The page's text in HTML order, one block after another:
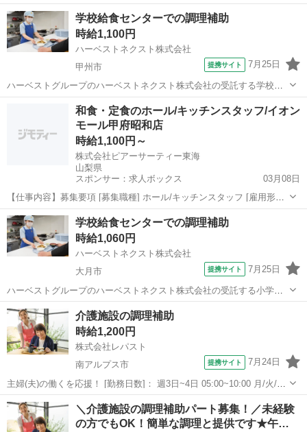
食の配膳・盛り付け・仕込み・洗浄などの調理補助業務をお願いしま
す。 生徒たちに毎回美味しく温かい食事を提供できるよう、工夫を凝
らした業務をお願いします。 子どもた...
山梨 笛吹市 その他
学校給食センターでの調理補助
時給1,100円
ハーベストネクスト株式会社
甲州市
提携サイト 7月25日
ハーベストグループのハーベストネクスト株式会社の受託する学校給
食の検収・下処理・調理・洗浄などの調理補助業務をお願いします。
生徒たちに毎回美味しく温かい食事を提供できるよう、工夫を凝らし
た業務をお願いします。 子どもたちが...
甲州市 その他
和食・定食のホール/キッチンスタッフ/イオン
モール甲府昭和店
時給1,100円～
株式会社ピアーサーティー東海
山梨県
スポンサー：求人ボックス
03月08日
【仕事内容】募集要項 [募集職種] ホール/キッチンスタッフ [雇用形態]
アルバイト・パート [仕事内容] イオンモール甲府昭和の和食店<一人
一釜五穀 イオンモール甲府昭和店>でアルバイト・パートスタッフを
募集! 注文ごとに炊き...
アルバイト・パート
学校給食センターでの調理補助
時給1,060円
ハーベストネクスト株式会社
大月市
提携サイト 7月25日
ハーベストグループのハーベストネクスト株式会社の受託する小学校
給食の配膳・盛り付け・仕込み・洗浄などの調理補助業務をお願いし
ます。 生徒たちに毎回美味しく温かい食事を提供できるよう、工夫を
凝らした業務をお願いします。 子ども...
山梨 大月市 その他
介護施設の調理補助
時給1,200円
株式会社レパスト
南アルプス市
提携サイト 7月24日
主婦(夫)の働くを応援！ [勤務日数]： 週3日~4日 05:00~10:00 月/火/水/
木/金/土/日 などから選べます [勤務地・最寄駅]： 山梨県南アルプス市
十日市場727-1 特別養護老人ホーム 豊寿荘 ...
山梨 南アルプス市 その他
＼介護施設の調理補助パート募集！／未経験
の方でもOK！簡単な調理と提供です★午…